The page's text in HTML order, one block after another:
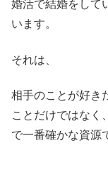
婚活で結婚をして
います。
それは、
相手のことが好き
ことだけではなく
で一番確かな資源